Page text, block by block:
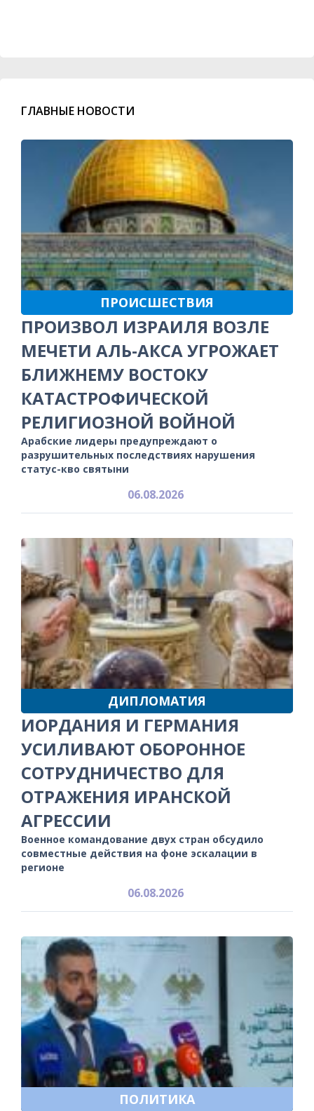
ГЛАВНЫЕ НОВОСТИ
ПРОИСШЕСТВИЯ
ПРОИЗВОЛ ИЗРАИЛЯ ВОЗЛЕ
МЕЧЕТИ АЛЬ-АКСА УГРОЖАЕТ
БЛИЖНЕМУ ВОСТОКУ
КАТАСТРОФИЧЕСКОЙ
РЕЛИГИОЗНОЙ ВОЙНОЙ
Арабские лидеры предупреждают о
разрушительных последствиях нарушения
статус-кво святыни
06.08.2026
ДИПЛОМАТИЯ
ИОРДАНИЯ И ГЕРМАНИЯ
УСИЛИВАЮТ ОБОРОННОЕ
СОТРУДНИЧЕСТВО ДЛЯ
ОТРАЖЕНИЯ ИРАНСКОЙ
АГРЕССИИ
Военное командование двух стран обсудило
совместные действия на фоне эскалации в
регионе
06.08.2026
ПОЛИТИКА